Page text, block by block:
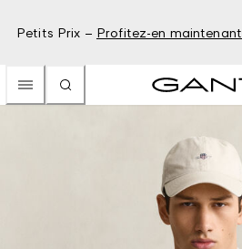
Petits Prix – Profitez-en maintenant